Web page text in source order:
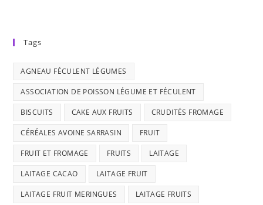
Tags
AGNEAU FÉCULENT LÉGUMES
ASSOCIATION DE POISSON LÉGUME ET FÉCULENT
BISCUITS CAKE AUX FRUITS CRUDITÉS FROMAGE
CÉRÉALES AVOINE SARRASIN FRUIT
FRUIT ET FROMAGE FRUITS LAITAGE
LAITAGE CACAO LAITAGE FRUIT
LAITAGE FRUIT MERINGUES LAITAGE FRUITS